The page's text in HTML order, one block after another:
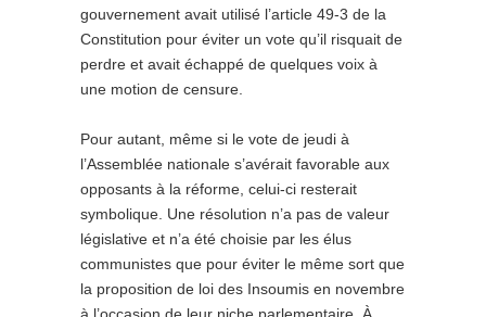
gouvernement avait utilisé l’article 49-3 de la
Constitution pour éviter un vote qu’il risquait de
perdre et avait échappé de quelques voix à
une motion de censure.
Pour autant, même si le vote de jeudi à
l’Assemblée nationale s’avérait favorable aux
opposants à la réforme, celui-ci resterait
symbolique. Une résolution n’a pas de valeur
législative et n’a été choisie par les élus
communistes que pour éviter le même sort que
la proposition de loi des Insoumis en novembre